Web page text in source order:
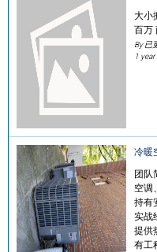
大小
百万
By 已
1
冷暖
团队
空调
持有
实战
提供
有工